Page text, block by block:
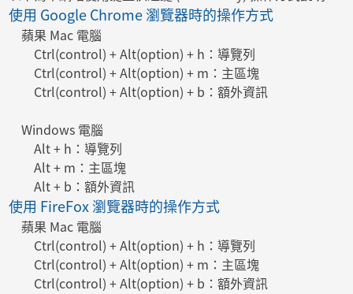
使用 Google Chrome 瀏覽器時的操作方式
蘋果 Mac 電腦
Ctrl(control) + Alt(option) + h：導覽列
Ctrl(control) + Alt(option) + m：主區塊
Ctrl(control) + Alt(option) + b：額外資訊
Windows 電腦
Alt + h：導覽列
Alt + m：主區塊
Alt + b：額外資訊
使用 FireFox 瀏覽器時的操作方式
蘋果 Mac 電腦
Ctrl(control) + Alt(option) + h：導覽列
Ctrl(control) + Alt(option) + m：主區塊
Ctrl(control) + Alt(option) + b：額外資訊